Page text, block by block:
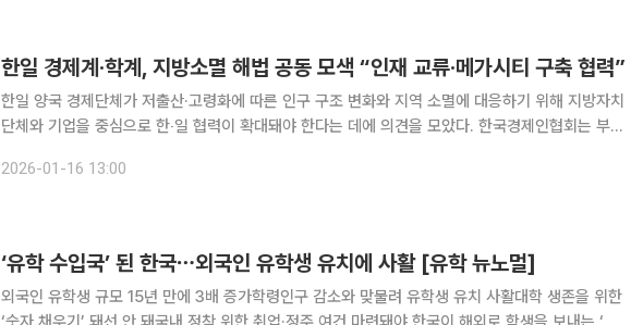
한일 경제계·학계, 지방소멸 해법 공동 모색 “인재 교류·메가시티 구축 협력”
한일 양국 경제단체가 저출산·고령화에 따른 인구 구조 변화와 지역 소멸에 대응하기 위해 지방자치
단체와 기업을 중심으로 한‧일 협력이 확대돼야 한다는 데에 의견을 모았다. 한국경제인협회는 부산
로 ‘지역 발전과 한‧일 민생 파트너십의 새로운 시대’ 세미나를 개최했다고
2026-01-16 13:00
‘유학 수입국’ 된 한국⋯외국인 유학생 유치에 사활 [유학 뉴노멀]
외국인 유학생 규모 15년 만에 3배 증가학령인구 감소와 맞물려 유학생 유치 사활대학 생존을 위한